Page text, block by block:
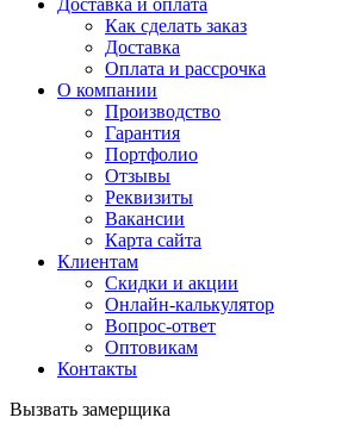
Доставка и оплата
Как сделать заказ
Доставка
Оплата и рассрочка
О компании
Производство
Гарантия
Портфолио
Отзывы
Реквизиты
Вакансии
Карта сайта
Клиентам
Скидки и акции
Онлайн-калькулятор
Вопрос-ответ
Оптовикам
Контакты
Вызвать замерщика